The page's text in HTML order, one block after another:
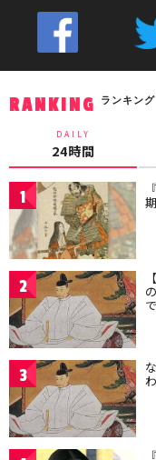
RANKING ランキング
DAILY
24時間
1
2
3